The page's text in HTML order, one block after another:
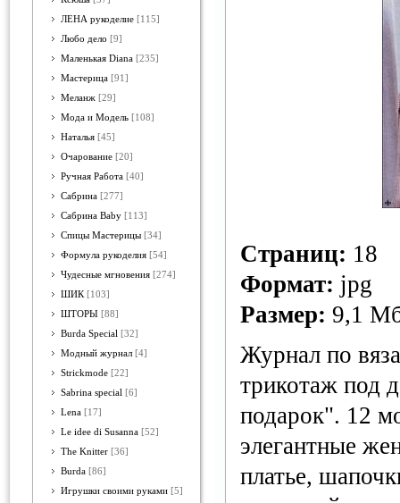
ЛЕНА рукоделие [115]
Любо дело [9]
Маленькая Diana [235]
Мастерица [91]
Меланж [29]
Мода и Модель [108]
Наталья [45]
Очарование [20]
Ручная Работа [40]
Сабрина [277]
Сабрина Baby [113]
Спицы Мастерицы [34]
Формула рукоделия [54]
Чудесные мгновения [274]
ШИК [103]
ШТОРЫ [88]
Burda Special [32]
Модный журнал [4]
Strickmode [22]
Sabrina special [6]
Lena [17]
Le idee di Susanna [52]
The Knitter [36]
Burda [86]
Игрушки своими руками [5]
Страниц: 18
Формат: jpg
Размер: 9,1
Журнал по
трикотаж под
подарок". 12
элегантные
платье,